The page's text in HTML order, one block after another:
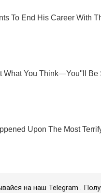
на наш Telegram .